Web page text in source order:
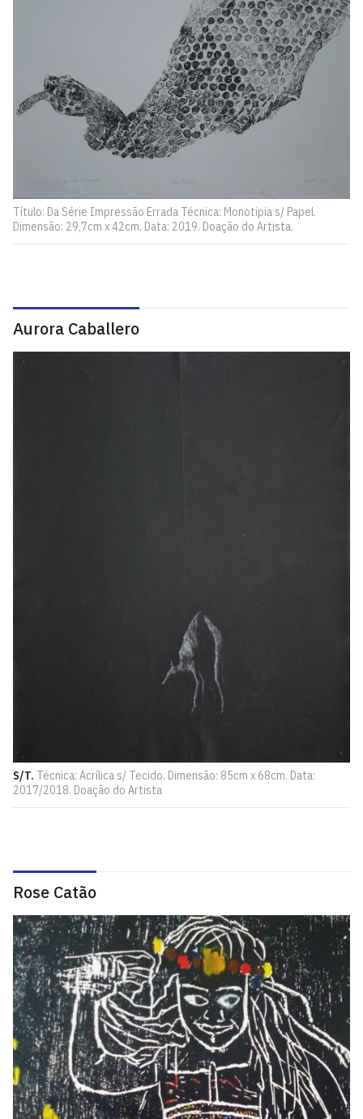
Título: Da Série Impressão Errada Técnica: Monotipia s/ Papel.
Dimensão: 29,7cm x 42cm. Data: 2019. Doação do Artista.
Aurora Caballero
S/T. Técnica: Acrílica s/ Tecido. Dimensão: 85cm x 68cm. Data:
2017/2018. Doação do Artista
Rose Catão